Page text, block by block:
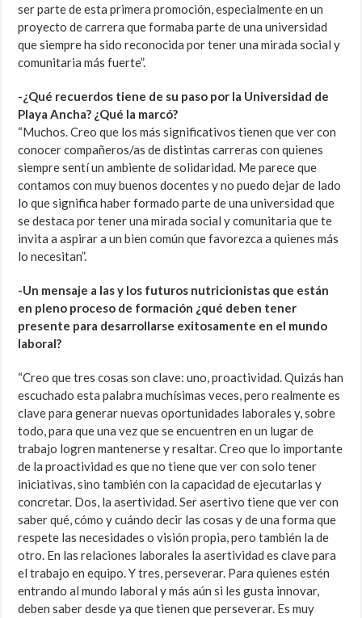
ser parte de esta primera promoción, especialmente en un
proyecto de carrera que formaba parte de una universidad
que siempre ha sido reconocida por tener una mirada social y
comunitaria más fuerte”.
-¿Qué recuerdos tiene de su paso por la Universidad de
Playa Ancha? ¿Qué la marcó?
“Muchos. Creo que los más significativos tienen que ver con
conocer compañeros/as de distintas carreras con quienes
siempre sentí un ambiente de solidaridad. Me parece que
contamos con muy buenos docentes y no puedo dejar de lado
lo que significa haber formado parte de una universidad que
se destaca por tener una mirada social y comunitaria que te
invita a aspirar a un bien común que favorezca a quienes más
lo necesitan”.
-Un mensaje a las y los futuros nutricionistas que están
en pleno proceso de formación ¿qué deben tener
presente para desarrollarse exitosamente en el mundo
laboral?
“Creo que tres cosas son clave: uno, proactividad. Quizás han
escuchado esta palabra muchísimas veces, pero realmente es
clave para generar nuevas oportunidades laborales y, sobre
todo, para que una vez que se encuentren en un lugar de
trabajo logren mantenerse y resaltar. Creo que lo importante
de la proactividad es que no tiene que ver con solo tener
iniciativas, sino también con la capacidad de ejecutarlas y
concretar. Dos, la asertividad. Ser asertivo tiene que ver con
saber qué, cómo y cuándo decir las cosas y de una forma que
respete las necesidades o visión propia, pero también la de
otro. En las relaciones laborales la asertividad es clave para
el trabajo en equipo. Y tres, perseverar. Para quienes estén
entrando al mundo laboral y más aún si les gusta innovar,
deben saber desde ya que tienen que perseverar. Es muy